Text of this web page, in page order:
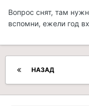
Вопрос снят, там
вспомни, ежели год
НАЗАД